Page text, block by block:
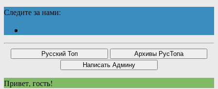
Следите за нами:
Привет, гость!